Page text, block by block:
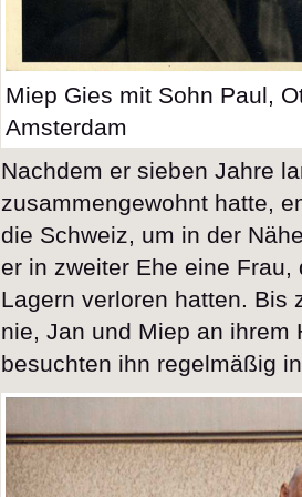
Miep Gies mit Sohn Paul,
Amsterdam
Nachdem er sieben Jahre
zusammengewohnt hatte,
die Schweiz, um in der
er in zweiter Ehe eine
Lagern verloren hatten. Bis
nie, Jan und Miep an ihrem
besuchten ihn regelmäßig